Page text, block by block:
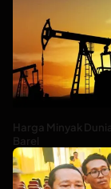
Harga Minyak
Barel